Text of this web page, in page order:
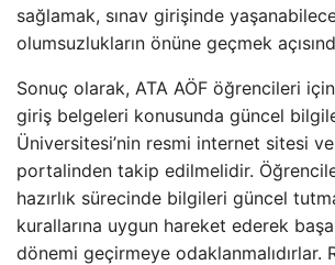
sağlamak, sınav girişinde
olumsuzlukların önüne geçmek
Sonuç olarak, ATA AÖF öğrencileri
giriş belgeleri konusunda güncel
Üniversitesi’nin resmi internet sitesi
portalinden takip edilmelidir.
hazırlık sürecinde bilgileri güncel
kurallarına uygun hareket ederek
dönemi geçirmeye odaklanmalıdırlar.